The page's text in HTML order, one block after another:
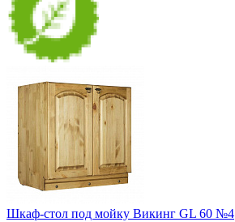
Шкаф-стол под мойку Викинг GL 60 №4